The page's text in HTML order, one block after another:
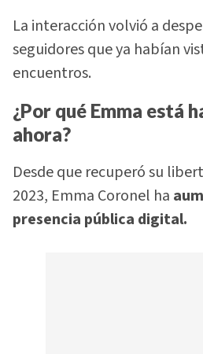
La interacción volvió a
seguidores que ya habían
encuentros.
¿Por qué Emma está
ahora?
Desde que recuperó su
2023, Emma Coronel ha
presencia pública digital.